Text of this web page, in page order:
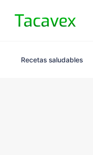
Recetas saludables